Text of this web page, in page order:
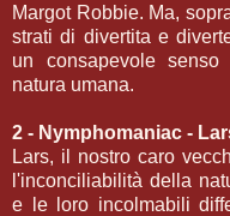
Margot Robbie. Ma,
strati di divertita e
un consapevole
natura umana.
2 - Nymphomaniac -
Lars, il nostro caro
l'inconciliabilità della
e le loro incolmabili